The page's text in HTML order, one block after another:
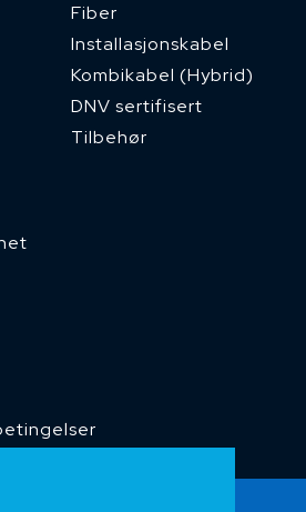
Fiber
Installasjonskabel
Kombikabel (Hybrid)
DNV sertifisert
Tilbehør